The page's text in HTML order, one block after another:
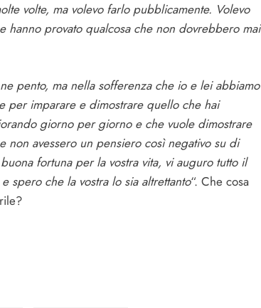
volte, ma volevo farlo pubblicamente. Volevo
provato qualcosa che non dovrebbero mai
pento, ma nella sofferenza che io e lei abbiamo
per imparare e dimostrare quello che hai
giorno per giorno e che vuole dimostrare
avessero un pensiero così negativo su di
fortuna per la vostra vita, vi auguro tutto il
spero che la vostra lo sia altrettanto“. Che cosa